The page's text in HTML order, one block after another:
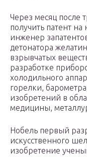
Через месяц после
получить патент
инженер
детонатора
взрывчатых
разработке
холодильного
горелки,
изобретений в
медицины,
Нобель первый
искусственного
изобретение